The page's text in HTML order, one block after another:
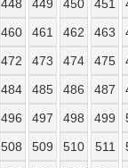
448 449 450 451
460 461 462 463
472 473 474 475
484 485 486 487
496 497 498 499
508 509 510 511